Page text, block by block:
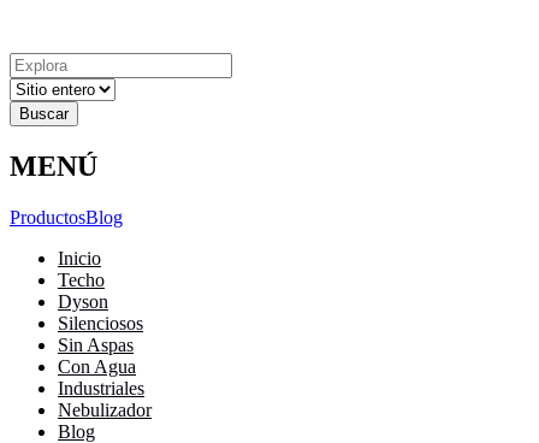
Resultados
para
MENÚ
ProductosBlog
Inicio
Techo
Dyson
Silenciosos
Sin Aspas
Con Agua
Industriales
Nebulizador
Blog